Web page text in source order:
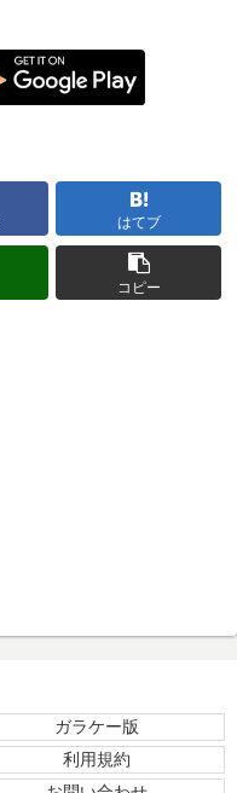
はてブ
コピー
ガラケー版
利用規約